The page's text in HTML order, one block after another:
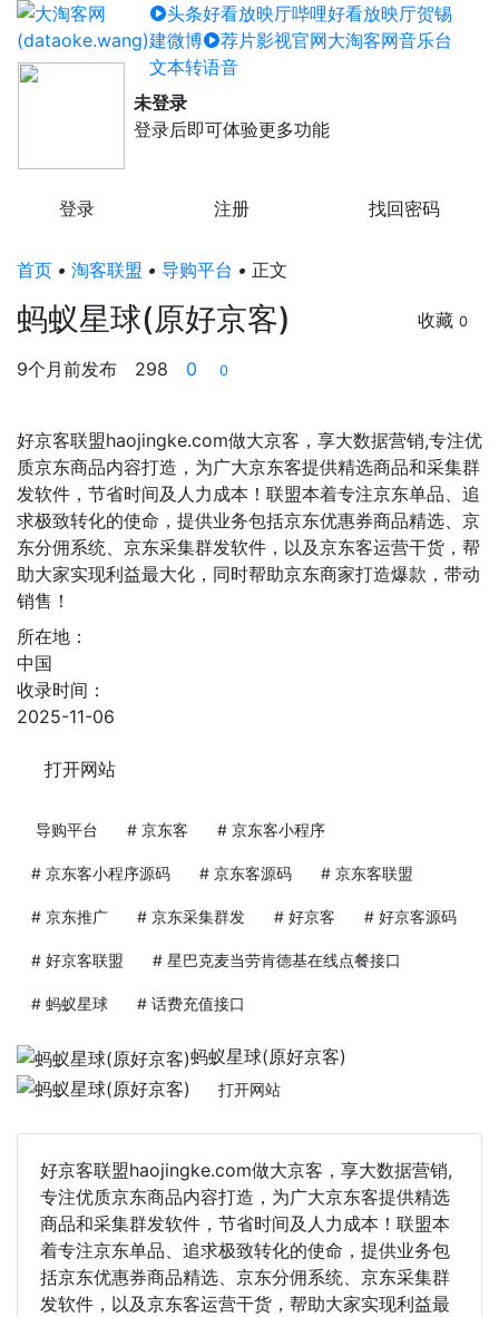
头条好看放映厅哔哩好看放映厅贺锡
建微博
荐片影视官网大淘客网音乐台
文本转语音
未登录
登录后即可体验更多功能
登录 注册 找回密码
首页 • 淘客联盟 • 导购平台 • 正文
蚂蚁星球(原好京客)
9个月前发布 298 0 0
收藏 0
好京客联盟haojingke.com做大京客，享大数据营销,专注优
质京东商品内容打造，为广大京东客提供精选商品和采集群
发软件，节省时间及人力成本！联盟本着专注京东单品、追
求极致转化的使命，提供业务包括京东优惠券商品精选、京
东分佣系统、京东采集群发软件，以及京东客运营干货，帮
助大家实现利益最大化，同时帮助京东商家打造爆款，带动
销售！
所在地：
中国
收录时间：
2025-11-06
打开网站
导购平台 # 京东客 # 京东客小程序
# 京东客小程序源码 # 京东客源码 # 京东客联盟
# 京东推广 # 京东采集群发 # 好京客 # 好京客源码
# 好京客联盟 # 星巴克麦当劳肯德基在线点餐接口
# 蚂蚁星球 # 话费充值接口
蚂蚁星球(原好京客)
打开网站
好京客联盟haojingke.com做大京客，享大数据营销,
专注优质京东商品内容打造，为广大京东客提供精选
商品和采集群发软件，节省时间及人力成本！联盟本
着专注京东单品、追求极致转化的使命，提供业务包
括京东优惠券商品精选、京东分佣系统、京东采集群
发软件，以及京东客运营干货，帮助大家实现利益最